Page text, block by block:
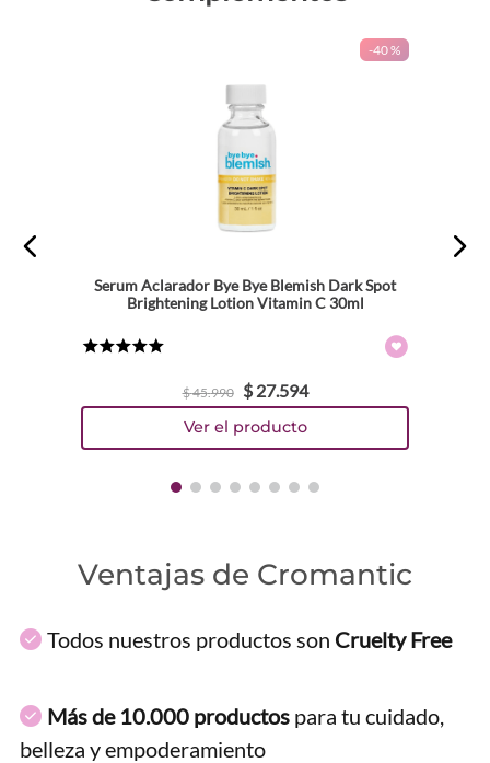
-40 %
Serum Aclarador Bye Bye Blemish Dark Spot
Brightening Lotion Vitamin C 30ml
$45.990 $ 27.594
Ventajas de Cromantic
Todos nuestros productos son Cruelty Free
Más de 10.000 productos para tu cuidado,
belleza y empoderamiento